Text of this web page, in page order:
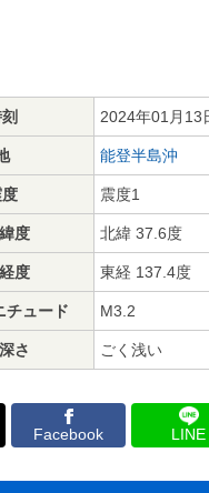
2024年01月13
能登半島沖
震度1
緯度 北緯 37.6度
経度 東経 137.4度
チュード M3.2
深さ ごく浅い
Facebook LINE